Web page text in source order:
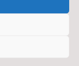
nombre.